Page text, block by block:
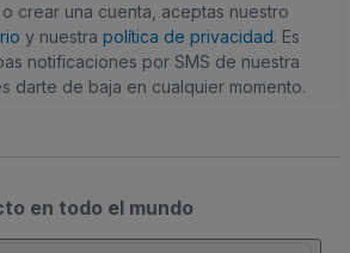
crear una cuenta, aceptas nuestro
y nuestra política de privacidad. Es
notificaciones por SMS de nuestra
darte de baja en cualquier momento.
en todo el mundo